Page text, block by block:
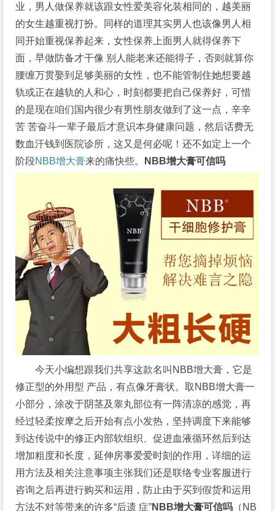
业，男人做保养就该跟女性爱美容化装相同的，越美丽
的女生越重视打扮。同样的道理其实男人也该像男人相
同开始重视保养起来，女性保养上面男人就得保养下
面，早做防备才干像 别人能老来还能得子，否则就算你
腰缠万贯娶到足够美丽的女性，也不能管制住她想要越
轨或正在越轨的人和心，时刻都要把自己保养好，可惜
的是现在咱们国内很少有男性朋友做到了这一点，辛辛
苦 苦奋斗一辈子最后才意识本身健康问题，然后话费无
数血汗钱到医院诊所，这又是何必呢！还不如定上一个
阶段NBB增大膏来的痛快些。 NBB增大膏可信吗
今天小编想跟我们共享这款名叫NBB增大膏，它是
修正型的外用型 产品，有点像牙膏状。取NBB增大膏一
小部分，涂改于阴茎及睾丸部位有一阵清凉的感觉，再
经过轻柔按摩之后开始有点小发热，坚持调度下来能够
到达传说中的修正内部软组织、促进血液循环然后到达
增加粗度和长度，延伸房事爱爱时刻的作用，详细的运
用方法及相关注意事项主张我们还是联络专业客服进行
咨询之后再进行购买和运用，防止由于买到假货和运用
方法不对等带来的许多“后遗 症”NBB增大膏可信吗 （NB